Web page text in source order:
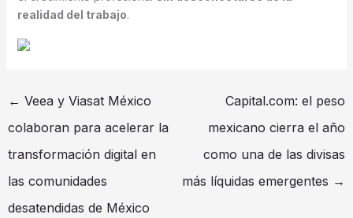
realidad del trabajo.
← Veea y Viasat México
colaboran para acelerar la
transformación digital en
las comunidades
desatendidas de México
Capital.com: el peso
mexicano cierra el año
como una de las divisas
más líquidas emergentes →